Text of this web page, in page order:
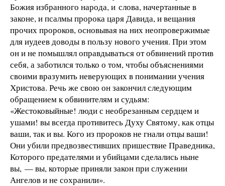
Божия избранного народа, и слова, начертанные в
законе, и псалмы пророка царя Давида, и вещания
прочих пророков, основывая на них неопровержимые
для иудеев доводы в пользу нового учения. При этом
он и не помышлял оправдываться от обвинений против
себя, а заботился только о том, чтобы объяснениями
своими вразумить неверующих в понимании учения
Христова. Речь же свою он закончил следующим
обращением к обвинителям и судьям:
«Жестоковыйные! люди с необрезанным сердцем и
ушами! вы всегда противитесь Духу Святому, как отцы
ваши, так и вы. Кого из пророков не гнали отцы ваши!
Они убили предвозвестивших пришествие Праведника,
Которого предателями и убийцами сделались ныне
вы, — вы, которые приняли закон при служении
Ангелов и не сохранили».